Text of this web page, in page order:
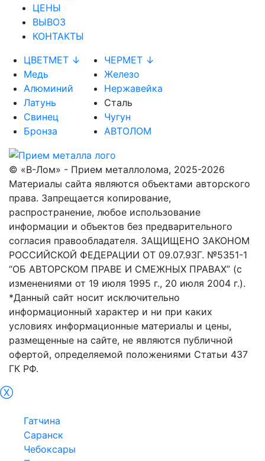
ЦЕНЫ
ВЫВОЗ
КОНТАКТЫ
ЦВЕТМЕТ ↓
Медь
Алюминий
Латунь
Свинец
Бронза
ЧЕРМЕТ ↓
Железо
Нержавейка
Сталь
Чугун
АВТОЛОМ
© «В-Лом» - Прием металлолома, 2025-2026
Материалы сайта являются объектами авторского
права. Запрещается копирование,
распространение, любое использование
информации и объектов без предварительного
согласия правообладателя. ЗАЩИЩЕНО ЗАКОНОМ
РОССИЙСКОЙ ФЕДЕРАЦИИ ОТ 09.07.93Г. №5351-1
“ОБ АВТОРСКОМ ПРАВЕ И СМЕЖНЫХ ПРАВАХ” (с
изменениями от 19 июля 1995 г., 20 июля 2004 г.).
*Данный сайт носит исключительно
информационный характер и ни при каких
условиях информационные материалы и цены,
размещенные на сайте, не являются публичной
офертой, определяемой положениями Статьи 437
ГК РФ.
Ⓧ
Гатчина
Саранск
Чебоксары